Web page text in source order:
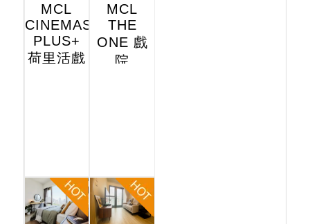
MCL
CINEMAS
PLUS+
荷里活戲
MCL
THE
ONE 戲
院